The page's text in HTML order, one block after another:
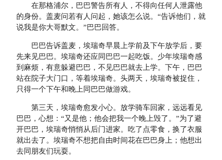
在那格浦尔，巴巴警告所有人，不得向任何人泄露他
的身份。盖麦问若有人问起，她该怎么说。“告诉他们，就
说我是你大哥默文。”巴巴回答。
巴巴告诉盖麦，埃瑞奇早晨上学前及下午放学后，要
先来见巴巴。埃瑞奇还应同巴巴一起吃饭。少年埃瑞奇感
到麻烦，有意躲避巴巴，不见巴巴就去上学。下午，巴巴
站在院子大门口，等着埃瑞奇。头两天，埃瑞奇被捉住，
只得一个下午和晚上同巴巴做游戏。
第三天，埃瑞奇愈发小心。放学骑车回家，远远看见
巴巴，心想：“又是他；他会把我一个晚上毁了。”为了避
开巴巴，埃瑞奇悄悄从后门进家。吃了点零食，换了衣服
就出去了。埃瑞奇不想把自由时间花在巴巴身上；他想出
去同朋友们玩耍。